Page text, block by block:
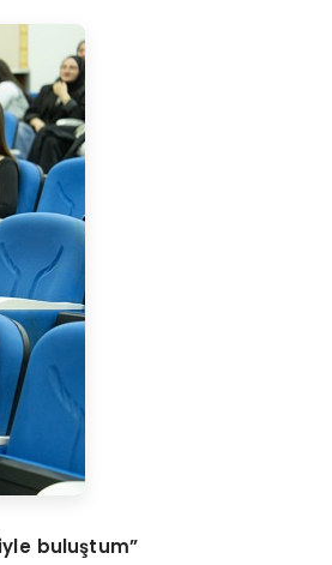
buluştum”